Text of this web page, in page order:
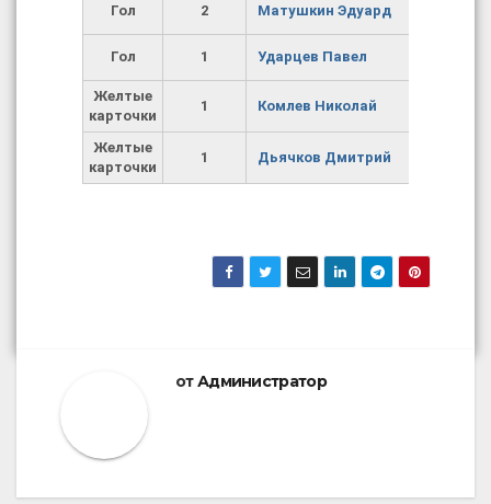
Гол 2 Матушкин Эдуард
Гол 1 Ударцев Павел
Желтые
карточки
1 Комлев Николай
Желтые
карточки
1 Дьячков Дмитрий
отАдминистратор